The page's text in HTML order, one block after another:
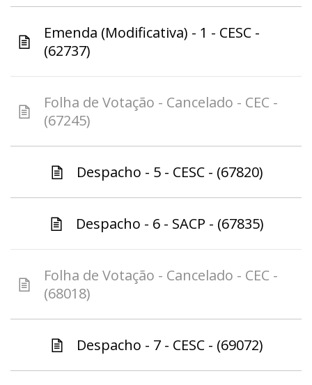
Emenda (Modificativa) - 1 - CESC -
(62737)
Folha de Votação - Cancelado - CEC -
(67245)
Despacho - 5 - CESC - (67820)
Despacho - 6 - SACP - (67835)
Folha de Votação - Cancelado - CEC -
(68018)
Despacho - 7 - CESC - (69072)